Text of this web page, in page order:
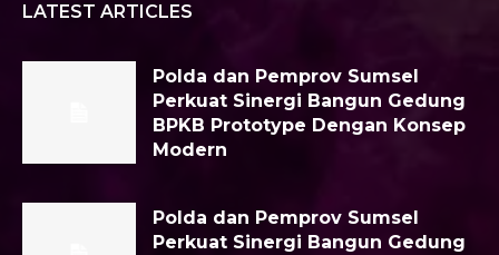
LATEST ARTICLES
Polda dan Pemprov Sumsel
Perkuat Sinergi Bangun Gedung
BPKB Prototype Dengan Konsep
Modern
Polda dan Pemprov Sumsel
Perkuat Sinergi Bangun Gedung